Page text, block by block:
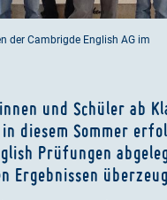
der Cambrigde English AG im
und Schüler ab
diesem Sommer
Prüfungen
Ergebnissen